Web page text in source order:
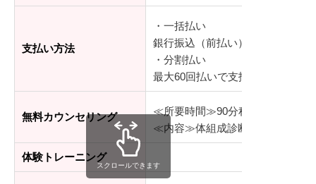
支払い方法
・一括払い
銀行振込（前払い）、デビット
・分割払い
最大60回払いで支払可能
無料カウンセリング
≪所要時間≫90分程度
≪内容≫体組成診断、シミュレー
体験トレーニング
スクロールできます